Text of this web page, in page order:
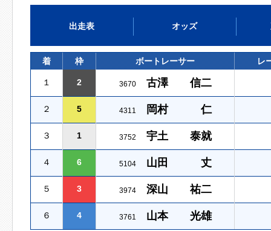
出走表 オッズ
着 枠 ボートレーサー レ
１ 2 3670 古澤 信二
２ 5 4311 岡村 仁
３ 1 3752 宇土 泰就
４ 6 5104 山田 丈
５ 3 3974 深山 祐二
６ 4 3761 山本 光雄